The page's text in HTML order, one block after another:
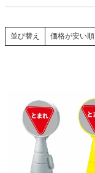
並び替え 価格が安い順